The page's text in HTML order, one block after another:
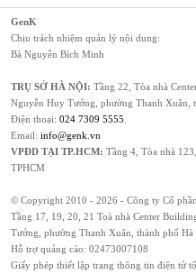
GenK
Chịu trách nhiệm quản lý nội dung:
Bà Nguyễn Bích Minh
TRỤ SỞ HÀ NỘI: Tầng 22, Tòa nhà
Nguyễn Huy Tưởng, phường Thanh Xuân,
Điện thoại: 024 7309 5555
Email: info@genk.vn
VPĐD TẠI TP.HCM: Tầng 4, Tòa nhà
TPHCM
© Copyright 2010 - 2026 - Công ty Cổ
Tầng 17, 19, 20, 21 Toà nhà Center
Tưởng, phường Thanh Xuân, thành phố Hà
Hỗ trợ quảng cáo: 02473007108
Giấy phép thiết lập trang thông tin điện tử